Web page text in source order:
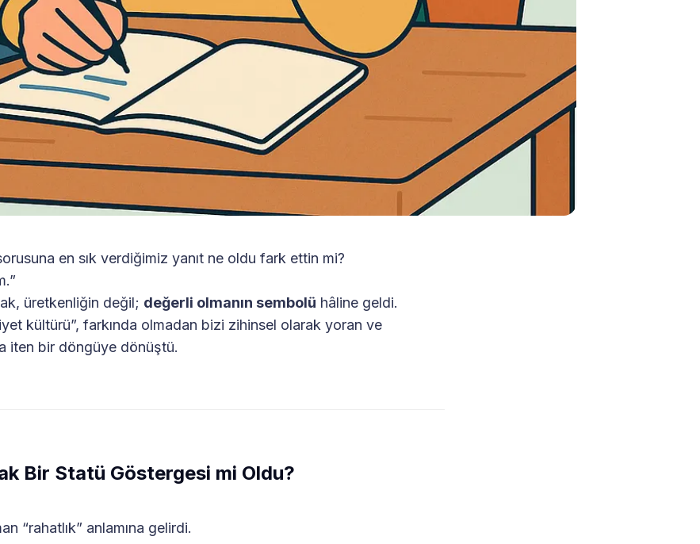
en sık verdiğimiz yanıt ne oldu fark ettin mi?
üretkenliğin değil; değerli olmanın sembolü hâline geldi.
kültürü”, farkında olmadan bizi zihinsel olarak yoran ve
iten bir döngüye dönüştü.
Bir Statü Göstergesi mi Oldu?
“rahatlık” anlamına gelirdi.